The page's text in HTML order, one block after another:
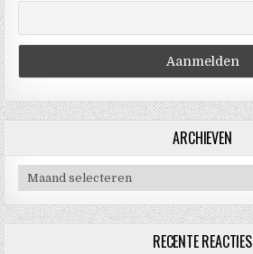
ARCHIEVEN
Archieven
RECENTE REACTIES